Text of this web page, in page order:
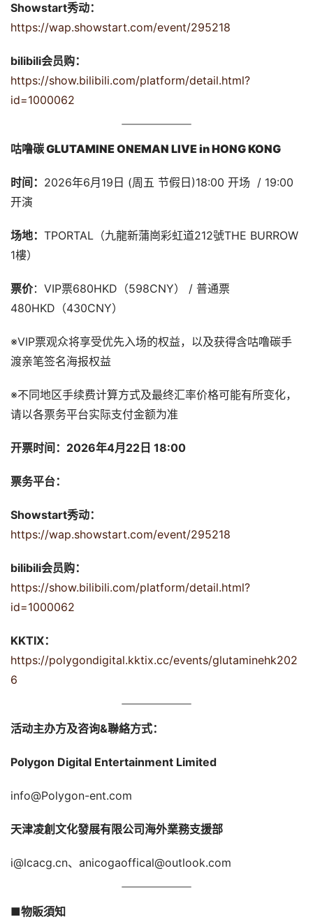
Showstart秀动：
https://wap.showstart.com/event/295218
bilibili会员购：
https://show.bilibili.com/platform/detail.html?
id=1000062
咕噜碳 GLUTAMINE ONEMAN LIVE in HONG KONG
时间： 2026年6月19日 (周五 节假日)18:00 开场  / 19:00
开演
场地： TPORTAL（九龍新蒲崗彩虹道212號THE BURROW
1樓）
票价：VIP票680HKD（598CNY） / 普通票
480HKD（430CNY）
※VIP票观众将享受优先入场的权益，以及获得含咕噜碳手
渡亲笔签名海报权益
※不同地区手续费计算方式及最终汇率价格可能有所变化，
请以各票务平台实际支付金额为准
开票时间：2026年4月22日 18:00
票务平台：
Showstart秀动：
https://wap.showstart.com/event/295218
bilibili会员购：
https://show.bilibili.com/platform/detail.html?
id=1000062
KKTIX：
https://polygondigital.kktix.cc/events/glutaminehk202
6
活动主办方及咨询&聯絡方式：
Polygon Digital Entertainment Limited
info@Polygon-ent.com
天津凌創文化發展有限公司海外業務支援部
i@lcacg.cn、anicogaoffical@outlook.com
■物販須知